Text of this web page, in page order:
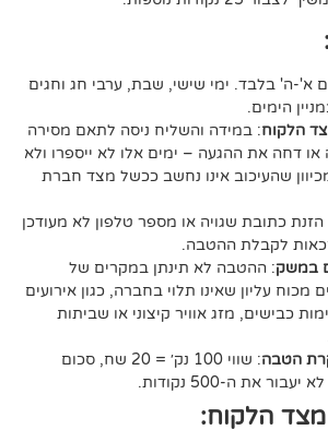
שישי, שבת, ערבי חג וחגים
ניסה לתאם מסירה
ימים אלו לא ייספרו ולא
נחשב ככשל מצד חברת
או מספר טלפון לא מעודכן
תינתן במקרים של
תלוי בחברה, כגון אירועים
קיצוני או שביתות
: שווי 100 נק׳ = 20 שח, סכום